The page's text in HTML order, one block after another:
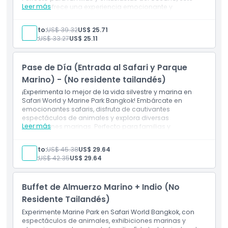
Política para Niños y Adultos
Horario de Apertura
Cosas a Saber
Política de Cancelación
parque ofrece una experiencia emocionante y
edades.
Leer más
Incluye
Entrada a Marine Park para no nacionales
tailandeses
Adulto:US$ 39.32US$ 25.71
Niño:US$ 33.27US$ 25.11
Pase de Día (Entrada al Safari y Parque
Marino) - (No residente tailandés)
¡Experimenta lo mejor de la vida silvestre y marina en
Safari World y Marine Park Bangkok! Embárcate en
emocionantes safaris, disfruta de cautivantes
espectáculos de animales y explora diversas
exhibiciones marinas. Perfecto para familias y
un día inolvidable de exploración y entretenimiento.
Leer más
Inclusiones
Pase de día (Entrada a Safari y Marine Park) - No
ciudadanos tailandeses
Adulto:US$ 45.38US$ 29.64
Niño:US$ 42.35US$ 29.64
Buffet de Almuerzo Marino + Indio (No
Residente Tailandés)
Experimente Marine Park en Safari World Bangkok, con
espectáculos de animales, exhibiciones marinas y